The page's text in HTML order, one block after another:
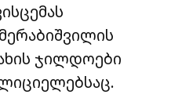
ჯილდოები